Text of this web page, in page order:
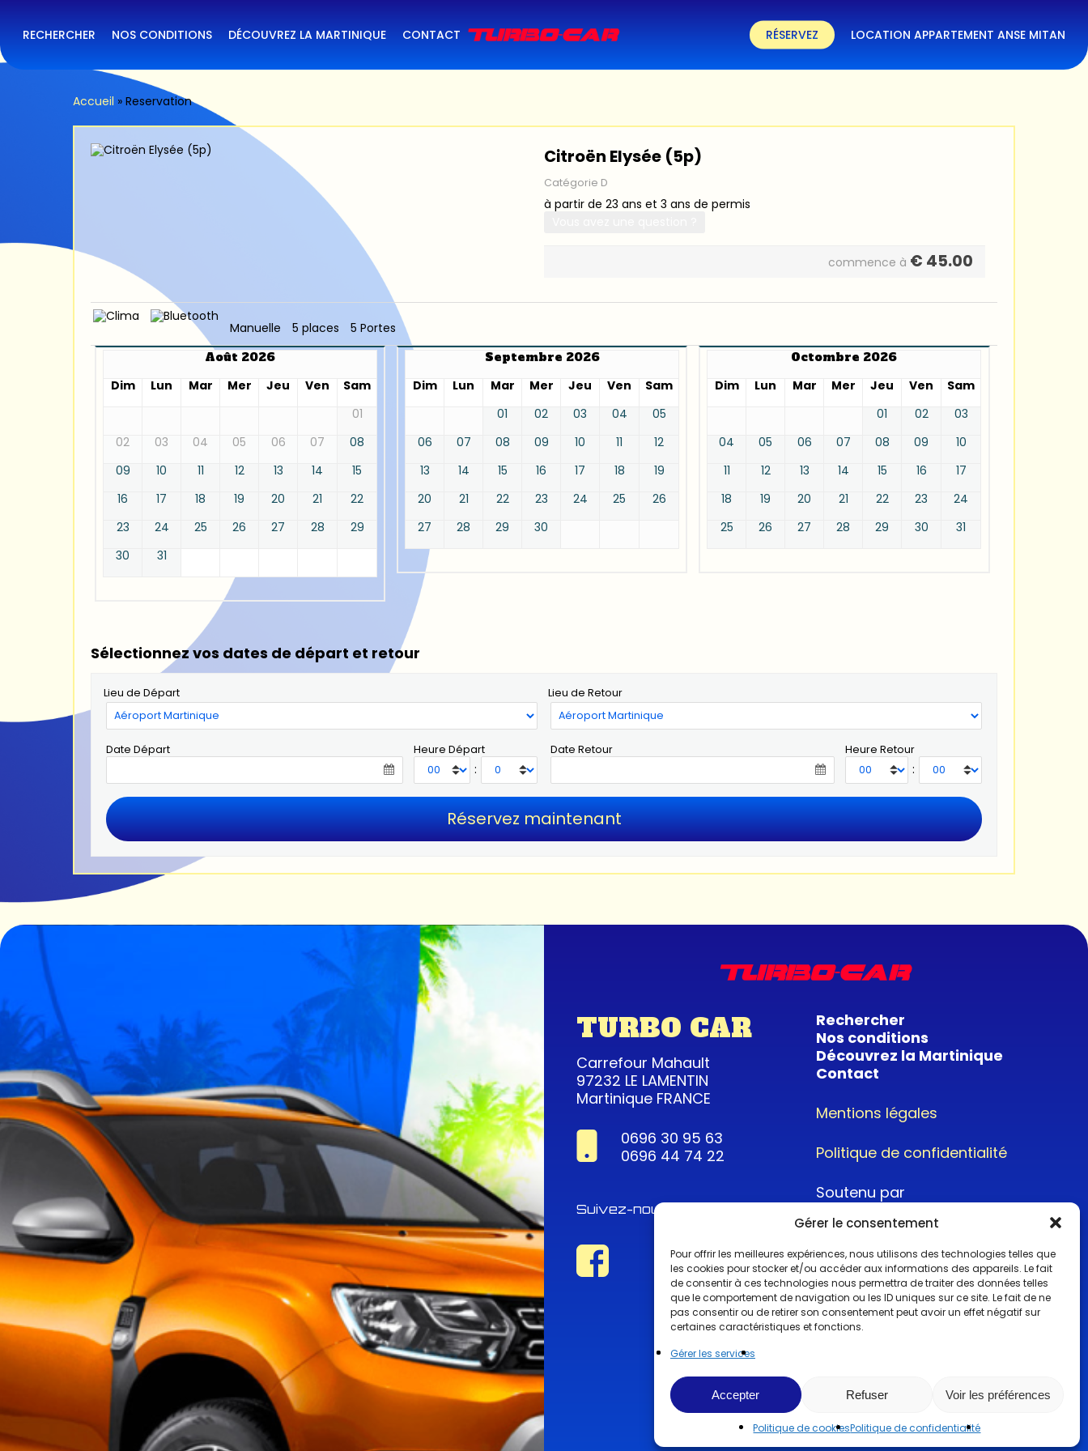
Gérer le consentement
Pour offrir les meilleures expériences, nous utilisons des technologies telles que
les cookies pour stocker et/ou accéder aux informations des appareils. Le fait
de consentir à ces technologies nous permettra de traiter des données telles
que le comportement de navigation ou les ID uniques sur ce site. Le fait de ne
pas consentir ou de retirer son consentement peut avoir un effet négatif sur
certaines caractéristiques et fonctions.
Gérer les services
Accepter Refuser Voir les préférences
Politique de cookiesPolitique de confidentialité
main
content
RECHERCHER NOS CONDITIONS DÉCOUVREZ LA MARTINIQUE CONTACT RÉSERVEZ LOCATION APPARTEMENT ANSE MITAN
Accueil » Reservation
Citroën Elysée (5p)
Catégorie D
à partir de 23 ans et 3 ans de permis
commence à € 45.00
Manuelle 5 places
5 Portes
Août 2026
Dim
Lun Mar Mer Jeu Ven
Sam
01
02
03 04 05 06 07
08
09
10 11 12 13 14
15
16
17 18 19 20 21
22
23
24 25 26 27 28
29
30
31
Septembre 2026
Dim
Lun Mar Mer Jeu Ven
Sam
01
02 03 04
05
06
07 08 09 10 11
12
13
14 15 16 17 18
19
20
21 22 23 24 25
26
27
28 29 30
Octombre 2026
Dim
Lun Mar Mer Jeu Ven
Sam
01
02
03
04
05 06 07 08 09
10
11
12 13 14 15 16
17
18
19 20 21 22 23
24
25
26 27 28 29 30 31
Sélectionnez vos dates de départ et retour
Lieu de Départ Lieu de Retour
Date Départ Heure Départ
:
Date Retour Heure Retour
:
TURBO CAR
Carrefour Mahault
97232 LE LAMENTIN
Martinique FRANCE
0696 30 95 63
0696 44 74 22
Suivez-nous !
Rechercher
Nos conditions
Découvrez la Martinique
Contact
Mentions légales
Politique de confidentialité
Soutenu par
@2022CopyrightTurboCar